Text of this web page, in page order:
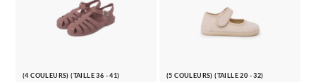
(4 COULEURS) (TAILLE 36 - 41) (5 COULEURS) (TAILLE 20 - 32)